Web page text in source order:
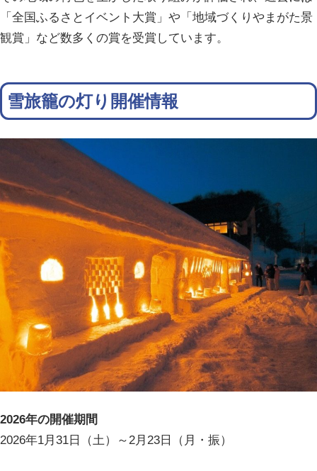
「全国ふるさとイベント大賞」や「地域づくりやまがた景
観賞」など数多くの賞を受賞しています。
雪旅籠の灯り開催情報
2026年の開催期間
2026年1月31日（土）～2月23日（月・振）